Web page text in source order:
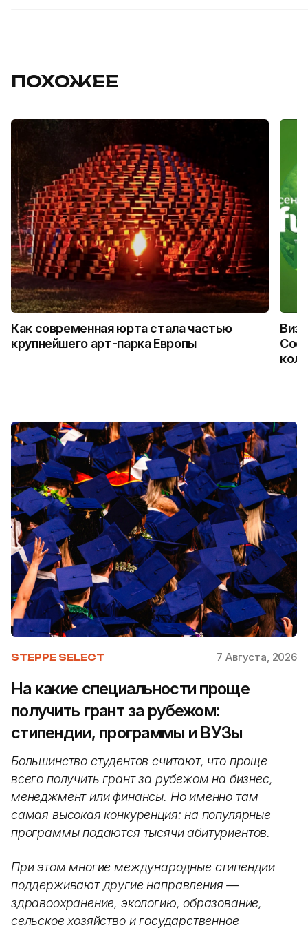
ПОХОЖЕЕ
Как современная юрта стала частью
крупнейшего арт-парка Европы
STEPPE SELECT 7 Августа, 2026
На какие специальности проще
получить грант за рубежом:
стипендии, программы и ВУЗы
Большинство студентов считают, что проще
всего получить грант за рубежом на бизнес,
менеджмент или финансы. Но именно там
самая высокая конкуренция: на популярные
программы подаются тысячи абитуриентов.
При этом многие международные стипендии
поддерживают другие направления —
здравоохранение, экологию, образование,
сельское хозяйство и государственное